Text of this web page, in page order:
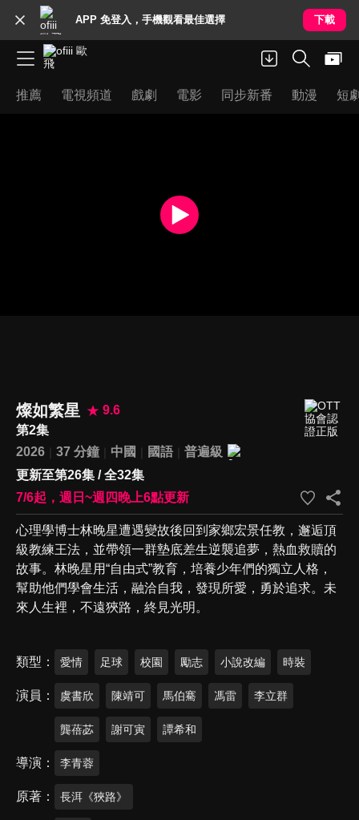
APP 免登入，手機觀看最佳選擇 下載
推薦 電視頻道 戲劇 電影 同步新番 動漫 短
燦如繁星
9.6
第2集
2026
37 分鐘 中國 國語
普遍級
更新至第26集 / 全32集
7/6起，週日~週四晚上6點更新
心理學博士林晚星遭遇變故後回到家鄉宏景任教，邂逅頂
級教練王法，並帶領一群墊底差生逆襲追夢，熱血救贖的
故事。林晚星用“自由式”教育，培養少年們的獨立人格，
幫助他們學會生活，融洽自我，發現所愛，勇於追求。未
來人生裡，不遠狹路，終見光明。
類型 愛情 足球 校園 勵志 小說改編 時裝
演員 虞書欣 陳靖可 馬伯騫 馮雷 李立群
龔蓓苾 謝可寅 譚希和
導演 李青蓉
原著 長洱《狹路》